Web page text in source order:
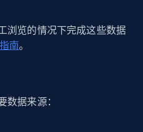
浏览的情况下完成这些数据
南。
数据来源：